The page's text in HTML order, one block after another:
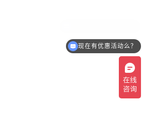
现在有优惠活动么？